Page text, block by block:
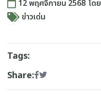
12 พฤศจิกายน 2568 โดย
ข่าวเด่น
Tags:
Share: